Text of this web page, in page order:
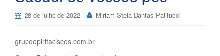
28 de julho de 2022 Miriam Stela Dantas Patitucci
grupoepiritaciscos.com.br